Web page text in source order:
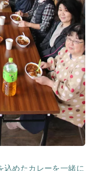
込めたカレーを一緒に